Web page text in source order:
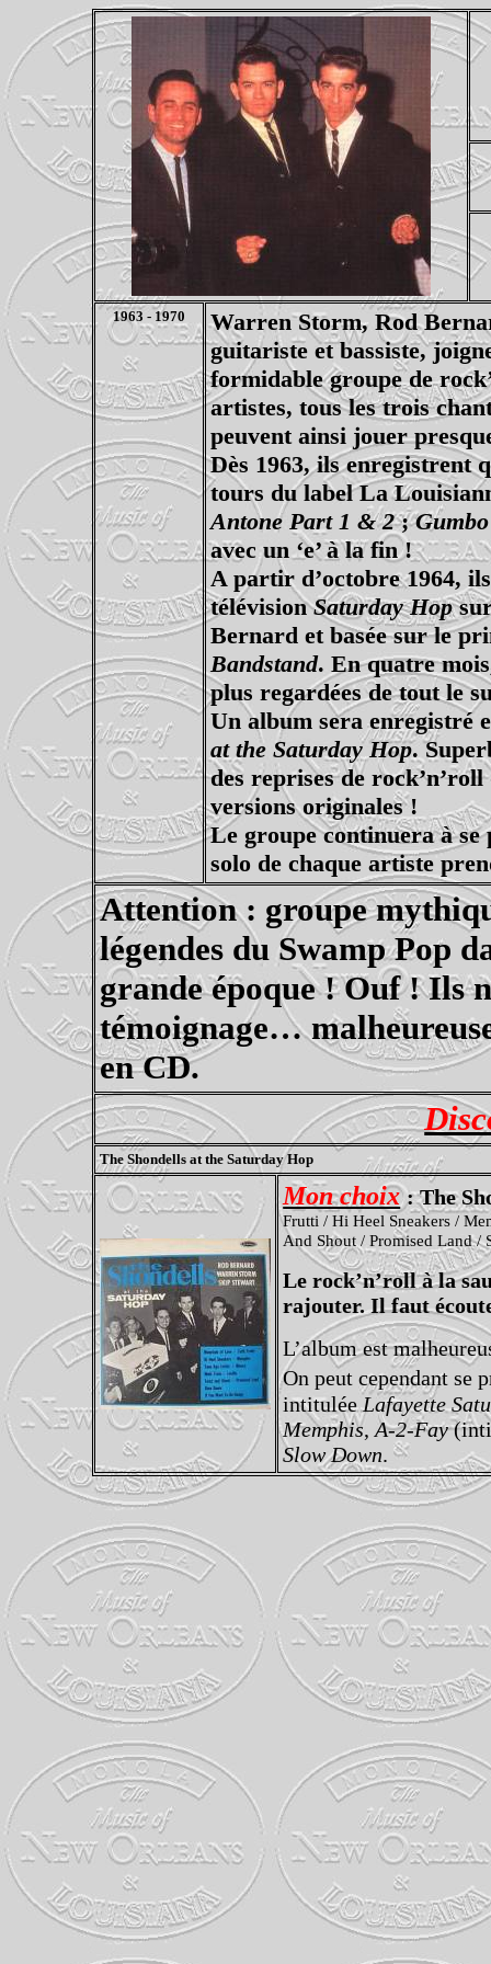
1963 - 1970
Warren Storm, Rod
guitariste et bassiste,
formidable groupe de
artistes, tous les trois
peuvent ainsi jouer
Dès 1963, ils enregistrent
tours du label La
Antone Part 1 & 2;
avec un ‘e’ à la fin !
A partir d’octobre 1964,
télévisionSaturday Hop
Bernard et basée sur le
Bandstand. En quatre
plus regardées de tout le
Un album sera enregistré
at the Saturday Hop.
des reprises de
versions originales !
Le groupe continuera à
solo de chaque artiste
Attention : groupe
légendes du Swamp Pop
grande époque ! Ouf ! Ils
témoignage…
en CD.
The Shondells at the Saturday Hop
Mon choix : The
Frutti / Hi Heel Sneakers /
And Shout / Promised Land /
Le rock’n’roll à la
rajouter. Il faut
L’album est
On peut cependant se
intituléeLafayette
Memphis,A-2-Fay
Slow Down.